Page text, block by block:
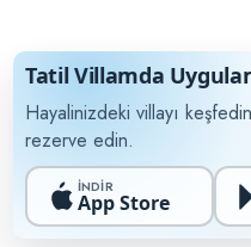
Tatil Villamda
Hayalinizdeki villayı
rezerve edin.
İNDİR
App Store